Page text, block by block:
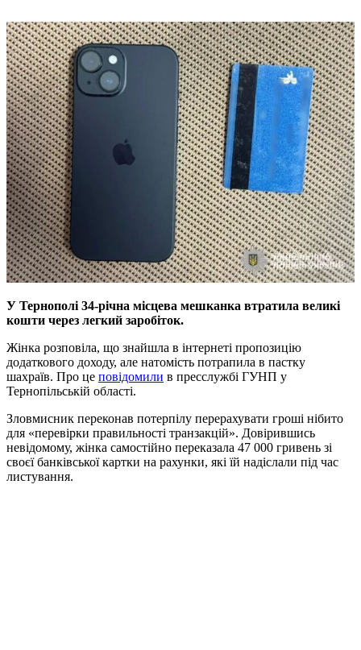
У Тернополі 34-річна місцева мешканка втратила великі
кошти через легкий заробіток.
Жінка розповіла, що знайшла в інтернеті пропозицію
додаткового доходу, але натомість потрапила в пастку
шахраїв. Про це повідомили в пресслужбі ГУНП у
Тернопільській області.
Зловмисник переконав потерпілу перерахувати гроші нібито
для «перевірки правильності транзакцій». Довірившись
невідомому, жінка самостійно переказала 47 000 гривень зі
своєї банківської картки на рахунки, які їй надіслали під час
листування.